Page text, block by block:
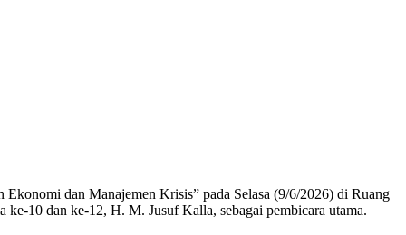
dan Manajemen Krisis” pada Selasa (9/6/2026) di Ruang
10 dan ke-12, H. M. Jusuf Kalla, sebagai pembicara utama.